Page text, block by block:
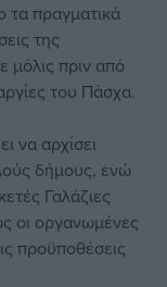
τα πραγματικά
της
μόλις πριν από
του Πάσχα.
να αρχίσει
δήμους, ενώ
Γαλάζιες
οι οργανωμένες
προϋποθέσεις